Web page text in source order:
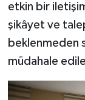
etkin bir
şikâyet ve
beklenmeden
müdahale